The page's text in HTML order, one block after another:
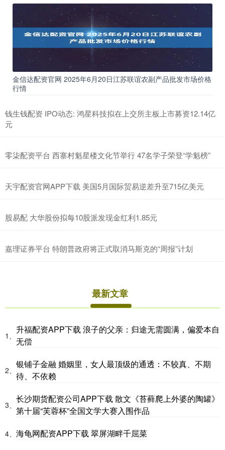
金信达配资官网 2025年6月20日江苏联谊农副产品批发市场价格
行情
钱生钱配资 IPO动态: 鸿星科技拟在上交所主板上市募资12.14亿
元
零柒配资平台 西寨村魁星楼文化节举行 47名学子荣登“学魁榜”
天宇配资官网APP下载 美国5月国际贸易逆差升至715亿美元
股易配 大华股份拟每10股派发现金红利1.85元
嘉理证券平台 特朗普政府将正式取消马斯克的“周报”计划
最新文章
1、
升福配资APP下载 浪子的父亲：归途无需圆满，偏爱本自
无偿
2、
银铺子金融 婚姻里，女人最顶级的通透：不较真、不期
待、不依赖
3、
长沙期货配资公司APP下载 散文《苔藓爬上外婆的陶罐》
第十届“芙蓉杯”全国文学大赛入围作品
4、 海龟网配资APP下载 翠屏湖畔千屈菜